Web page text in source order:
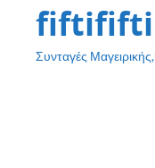
fiftififti
Συνταγές